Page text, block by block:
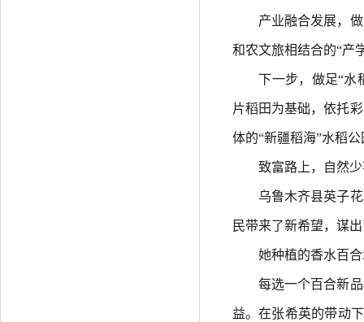
产业融合发展，做
和农文旅相结合的“产
下一步，做足“水稻
片稻田为基础，依托
体的“新疆稻海”水稻公
致富路上，自然少
乌鲁木齐县英子花
民带来了新希望，谋
她种植的香水百合
每选一个百合新品
益。在张希英的带动